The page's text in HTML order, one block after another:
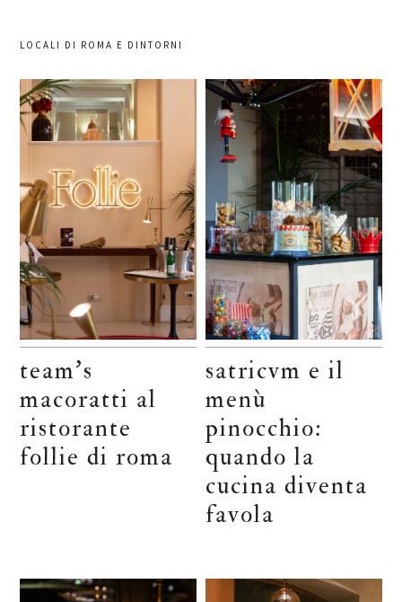
LOCALI DI ROMA E DINTORNI
team’s
macoratti al
ristorante
follie di roma
satricvm e il
menù
pinocchio:
quando la
cucina diventa
favola